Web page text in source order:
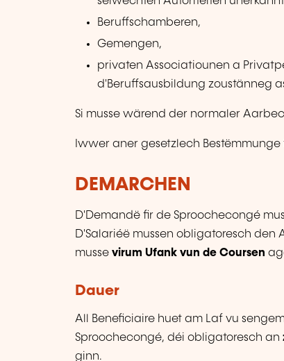
Beruffschamberen,
Gemengen,
privaten Associatiounen a
d'Beruffsausbildung zoustänneg
Si musse wärend der normaler
Iwwer aner gesetzlech
DEMARCHEN
D'Demandë fir de Sproochecongé
D'Salariéë mussen obligatoresch den
musse virum Ufank vun de Coursen
Dauer
All Beneficiaire huet am Laf vu
Sproochecongé, déi obligatoresch an
ginn.